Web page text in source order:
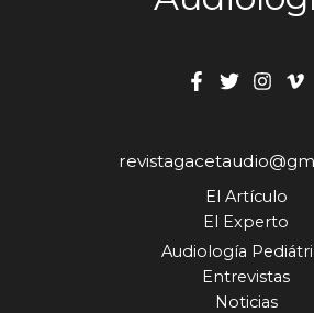
El Artículo
El Experto
Audiología
Entrevistas
Noticias